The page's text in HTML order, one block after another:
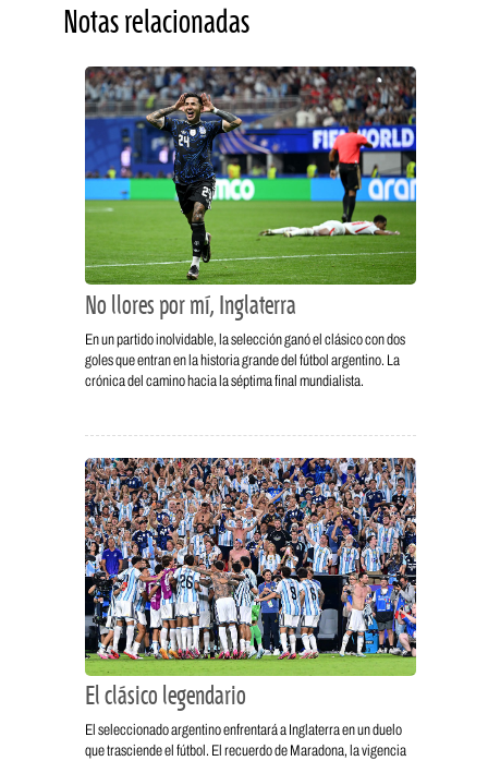
Notas relacionadas
No llores por mí, Inglaterra
En un partido inolvidable, la selección ganó el clásico con dos
goles que entran en la historia grande del fútbol argentino. La
crónica del camino hacia la séptima final mundialista.
El clásico legendario
El seleccionado argentino enfrentará a Inglaterra en un duelo
que trasciende el fútbol. El recuerdo de Maradona, la vigencia